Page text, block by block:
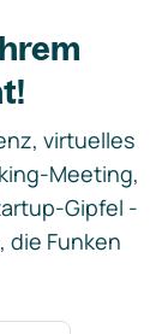
virtuelles
Meeting,
Gipfel -
die Funken